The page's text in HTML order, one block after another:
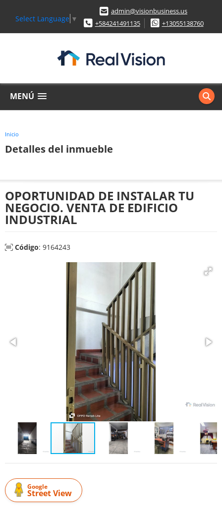
Select Language ▼
admin@visionbusiness.us
+584241491135
+13055138760
MENÚ
Inicio
Detalles del inmueble
OPORTUNIDAD DE INSTALAR TU
NEGOCIO. VENTA DE EDIFICIO
INDUSTRIAL
Código: 9164243
Google
Street View